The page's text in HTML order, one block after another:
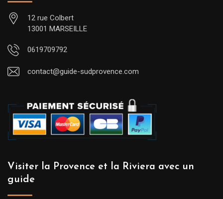
12 rue Colbert
13001 MARSEILLE
0619709792
contact@guide-sudprovence.com
Visiter la Provence et la Riviera avec un
guide